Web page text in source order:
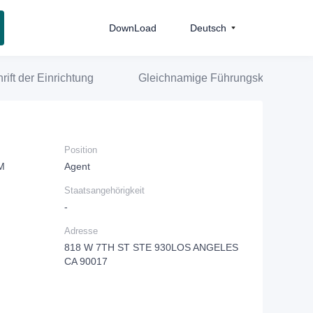
DownLoad Deutsch
der Einrichtung Gleichnamige Führungskraft
Position
Agent
Staatsangehörigkeit
-
Adresse
818 W 7TH ST STE 930LOS ANGELES
CA 90017